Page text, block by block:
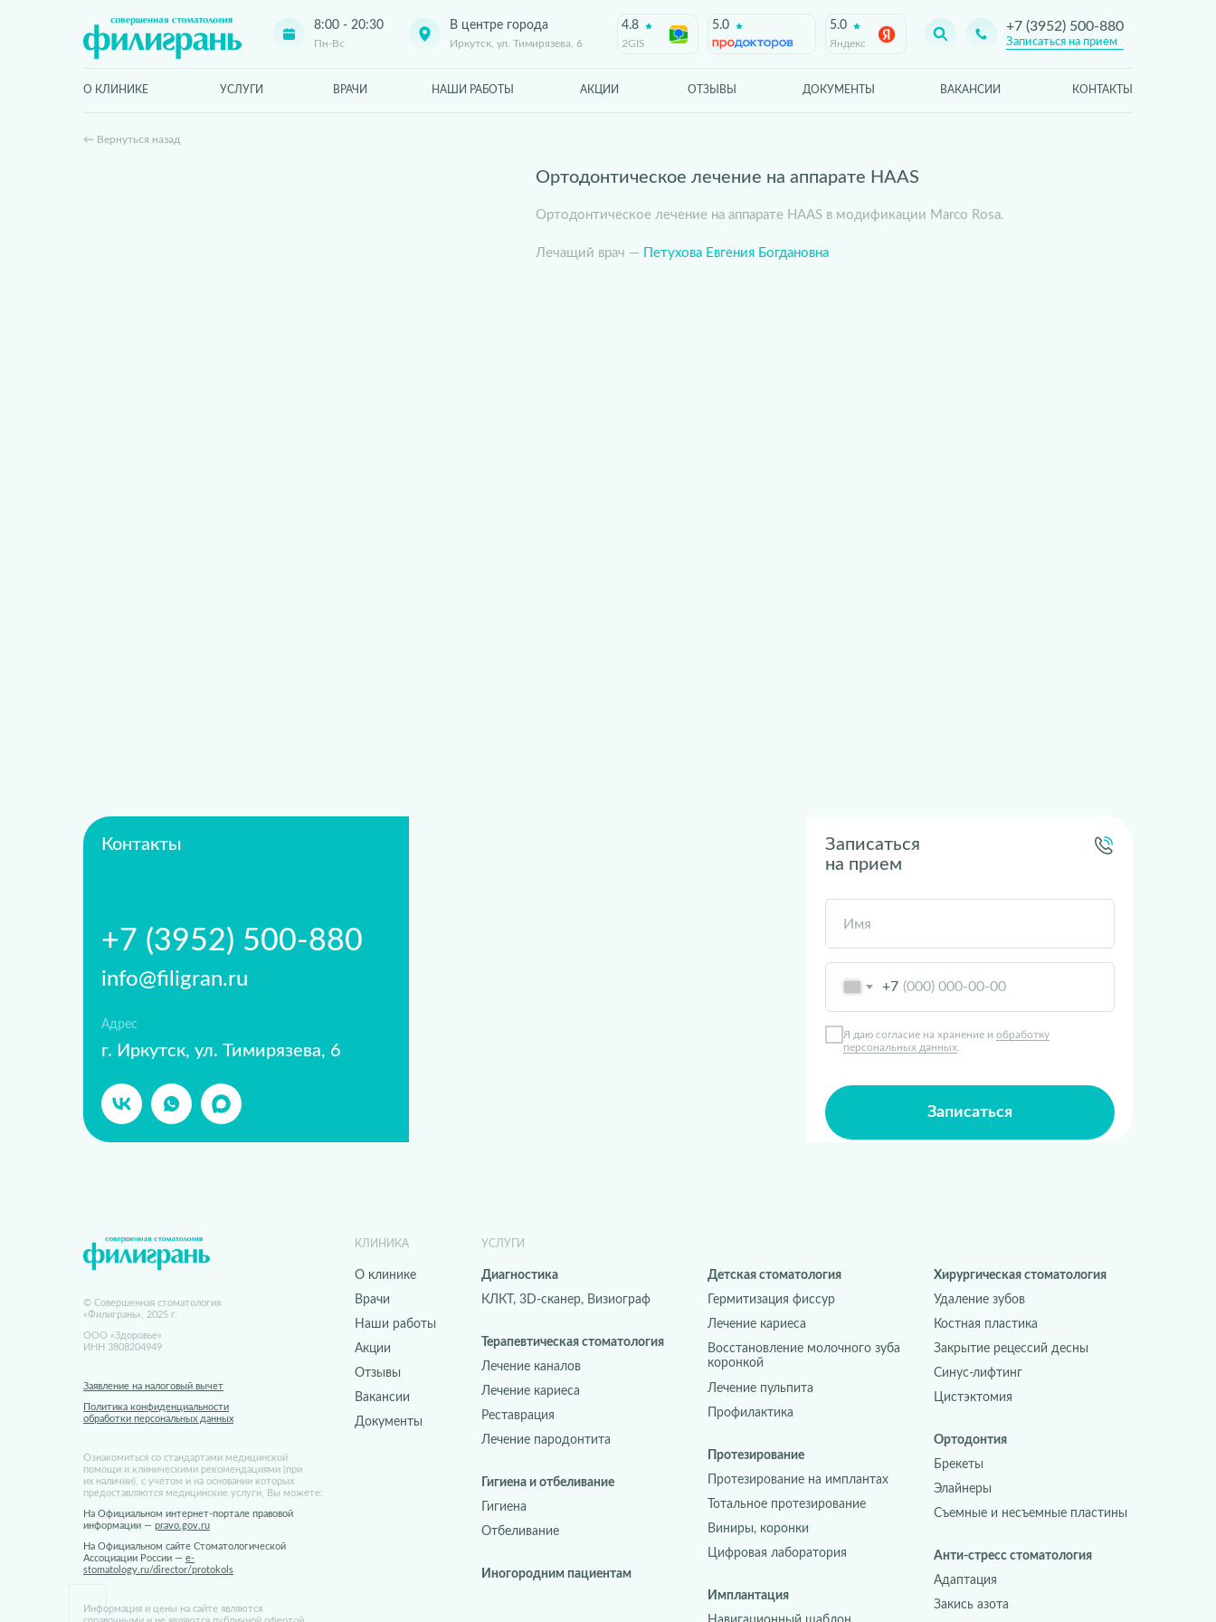
КОНТАКТЫ
ДОКУМЕНТЫ ВАКАНСИИ
ОТЗЫВЫ
АКЦИИ
НАШИ РАБОТЫ
ВРАЧИ
УСЛУГИ
О КЛИНИКЕ
Иркутск, ул. Тимирязева, 6 Записаться на прием
+7 (3952) 500-880
В центре города
Пн-Вс
8:00 - 20:30
2GIS
4.8 5.0
Яндекс
5.0
← Вернуться назад
Ортодонтическое лечение на аппарате HAAS
Ортодонтическое лечение на аппарате HAAS в модификации Marco Rosa.
Лечащий врач — Петухова Евгения Богдановна
info@filigran.ru
+7 (3952) 500-880
г. Иркутск, ул. Тимирязева, 6
Адрес
Контакты
Записаться
на прием
Имя
+7
Я даю согласие на хранение и обработку
персональных данных
Записаться
Вакансии
Документы
Отзывы
Акции
Наши работы
Врачи
Политика конфиденциальности
обработки персональных данных
На Официальном интернет-портале правовой
информации — pravo.gov.ru
На Официальном сайте Стоматологической
Ассоциации России — e-
stomatology.ru/director/protokols
Заявление на налоговый вычет
Информация и цены на сайте являются
Ознакомиться со стандартами медицинской
помощи и клиническими рекомендациями (при
их наличии), с учетом и на основании которых
предоставляются медицинские услуги, Вы можете:
ООО «Здоровье»
ИНН 3808204949
© Совершенная стоматология
«Филигрань», 2025 г.
О клинике
КЛИНИКА
Реставрация
Лечение пародонтита
Лечение кариеса
Лечение каналов
Терапевтическая стоматология
Отбеливание
Гигиена
Гигиена и отбеливание
Иногородним пациентам
КЛКТ, 3D-сканер, Визиограф
Диагностика
УСЛУГИ
Восстановление молочного зуба
коронкой
Лечение пульпита
Профилактика
Лечение кариеса
Гермитизация фиссур
Детская стоматология
Тотальное протезирование
Виниры, коронки
Цифровая лаборатория
Протезирование на имплантах
Протезирование
Имплантация
Закрытие рецессий десны
Синус-лифтинг
Цистэктомия
Костная пластика
Удаление зубов
Хирургическая стоматология
Элайнеры
Съемные и несъемные пластины
Брекеты
Ортодонтия
Закись азота
Адаптация
Анти-стресс стоматология